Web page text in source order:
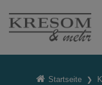
Startseite